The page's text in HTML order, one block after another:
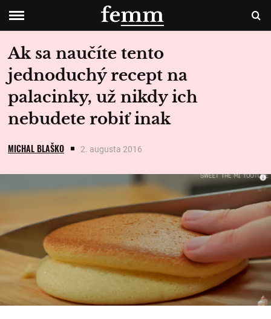
Ak sa naučíte tento
jednoduchý recept na
palacinky, už nikdy ich
nebudete robiť inak
MICHAL BLAŠKO 2. augusta 2016